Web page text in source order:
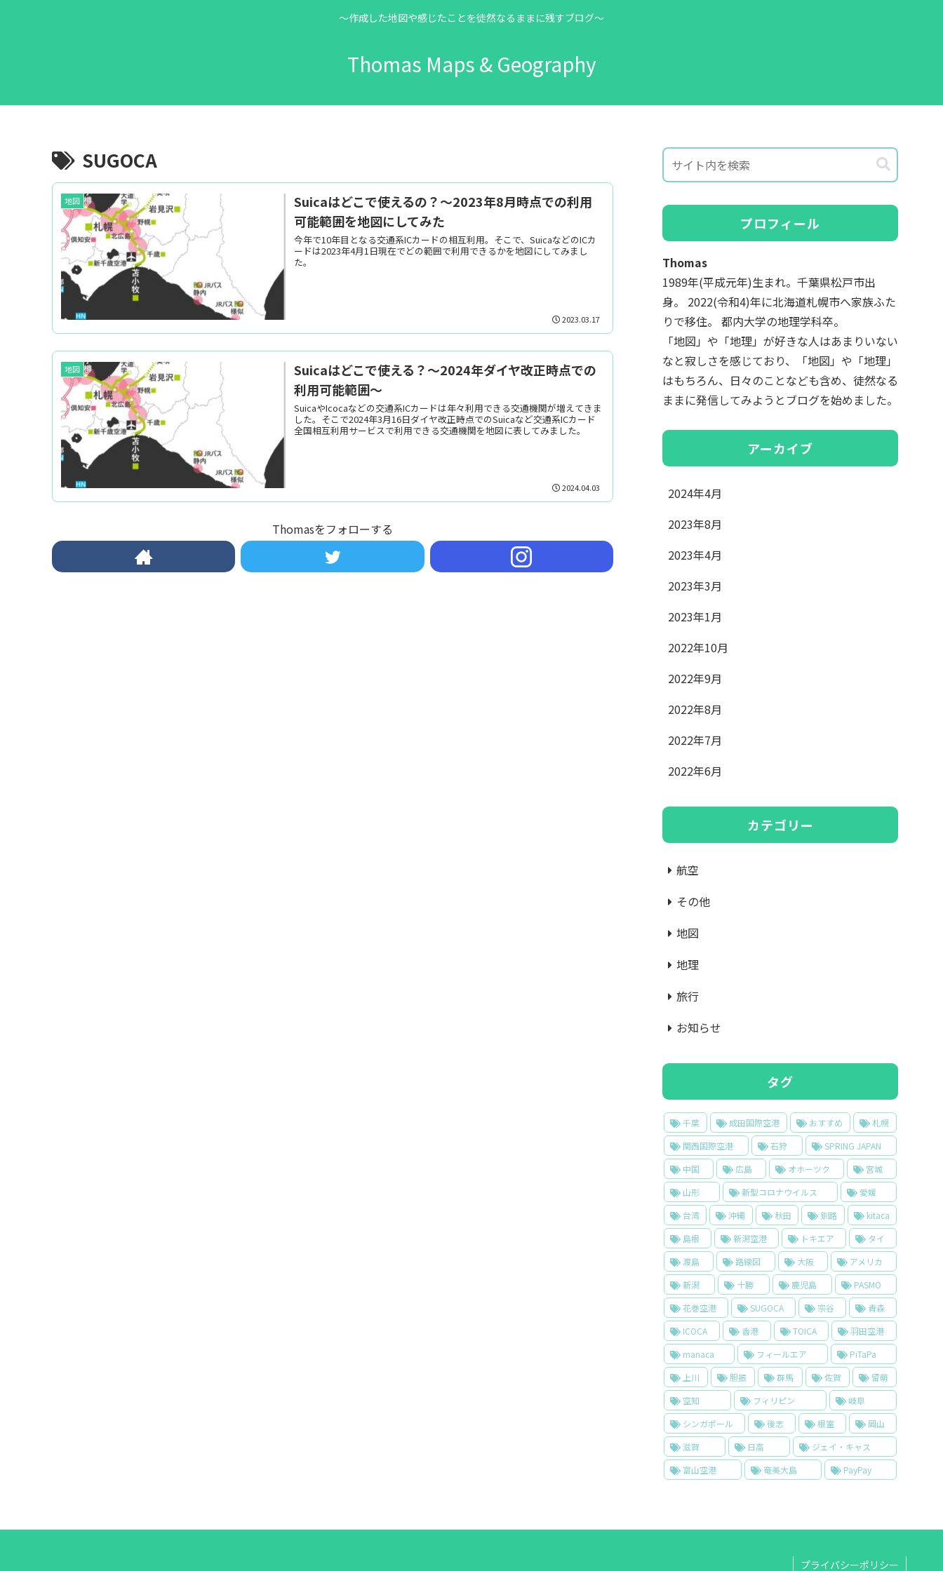
～作成した地図や感じたことを徒然なるままに残すブログ～
Thomas Maps & Geography
SUGOCA
地図
Suicaはどこで使えるの？～2023年8月時点での利用
可能範囲を地図にしてみた
今年で10年目となる交通系ICカードの相互利用。そこで、SuicaなどのICカ
ードは2023年4月1日現在でどの範囲で利用できるかを地図にしてみまし
た。
2023.03.17
地図
Suicaはどこで使える？～2024年ダイヤ改正時点での
利用可能範囲～
SuicaやIcocaなどの交通系ICカードは年々利用できる交通機関が増えてきま
した。そこで2024年3月16日ダイヤ改正時点でのSuicaなど交通系ICカード
全国相互利用サービスで利用できる交通機関を地図に表してみました。
2024.04.03
Thomasをフォローする
プロフィール
Thomas
1989年(平成元年)生まれ。千葉県松戸市出
身。 2022(令和4)年に北海道札幌市へ家族ふた
りで移住。 都内大学の地理学科卒。
「地図」や「地理」が好きな人はあまりいない
なと寂しさを感じており、「地図」や「地理」
はもちろん、日々のことなども含め、徒然なる
ままに発信してみようとブログを始めました。
アーカイブ
2024年4月
2023年8月
2023年4月
2023年3月
2023年1月
2022年10月
2022年9月
2022年8月
2022年7月
2022年6月
カテゴリー
航空
その他
地図
地理
旅行
お知らせ
タグ
千葉 成田国際空港 おすすめ
札幌
関西国際空港
石狩
SPRING JAPAN
中国
広島 オホーツク
宮城
山形
新型コロナウイルス
愛媛
台湾
沖縄 秋田 釧路
kitaca
島根
新潟空港 トキエア
タイ
渡島
路線図 大阪
アメリカ
新潟
十勝 鹿児島
PASMO
花巻空港
SUGOCA 宗谷
青森
ICOCA
香港 TOICA
羽田空港
manaca
フィールエア
PiTaPa
上川
胆振 群馬 佐賀
留萌
空知
フィリピン
岐阜
シンガポール
後志 根室
岡山
滋賀
日高
ジェイ・キャス
富山空港
奄美大島 PayPay
プライバシーポリシー